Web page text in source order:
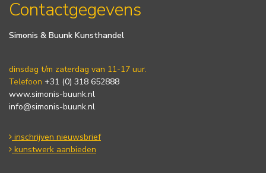
Contactgegevens
Simonis & Buunk Kunsthandel
dinsdag t/m zaterdag van 11-17 uur.
Telefoon +31 (0) 318 652888
www.simonis-buunk.nl
info@simonis-buunk.nl
inschrijven nieuwsbrief
kunstwerk aanbieden